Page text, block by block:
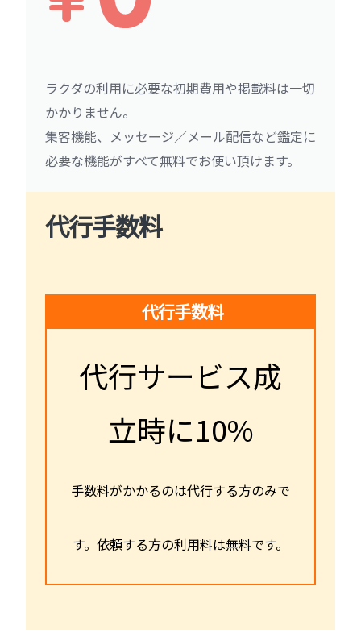
ラクダの利用に必要な初期費用や掲載料は一切
かかりません。
集客機能、メッセージ／メール配信など鑑定に
必要な機能がすべて無料でお使い頂けます。
代行手数料
代行手数料
代行サービス成
立時に10%
手数料がかかるのは代行する方のみで
す。依頼する方の利用料は無料です。